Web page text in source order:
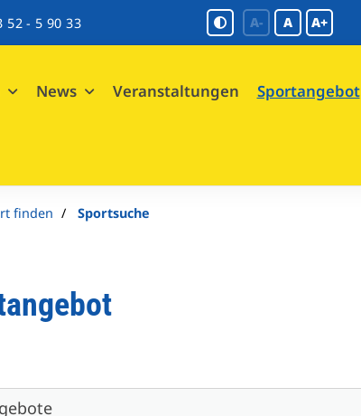
52 - 5 90 33 A- A A+
News Veranstaltungen Sportangebot
finden Sportsuche